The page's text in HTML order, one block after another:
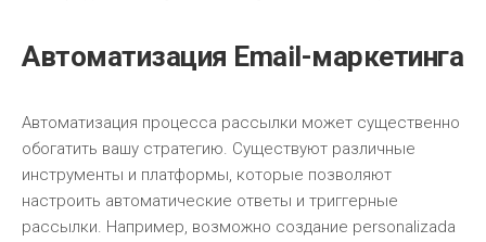
Автоматизация Email-маркетинга
Автоматизация процесса рассылки может существенно
обогатить вашу стратегию. Существуют различные
инструменты и платформы, которые позволяют
настроить автоматические ответы и триггерные
рассылки. Например, возможно создание personalizada